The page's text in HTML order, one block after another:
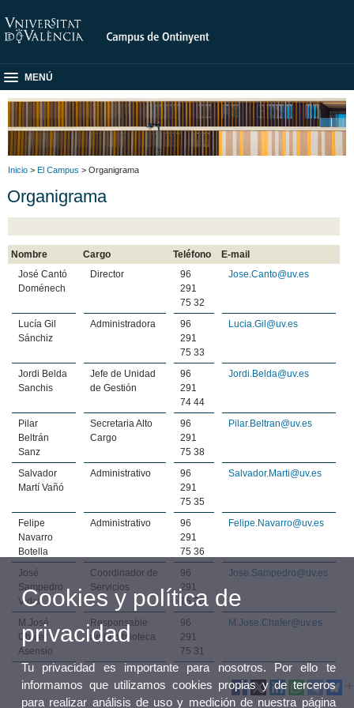
MENÚ
Inicio > El Campus > Organigrama
Organigrama
Nombre Cargo Teléfono
E-mail
José Cantó
Doménech
Director
96
291
75 32
Jose.Canto@uv.es
Lucía Gil
Sánchiz
Administradora
96
291
75 33
Lucia.Gil@uv.es
Jordi Belda
Sanchis
Jefe de Unidad
de Gestión
96
291
74 44
Jordi.Belda@uv.es
Pilar
Beltrán
Sanz
Secretaria Alto
Cargo
96
291
75 38
Pilar.Beltran@uv.es
Salvador
Martí Vañó
Administrativo
96
291
75 35
Salvador.Marti@uv.es
Felipe
Navarro
Botella
Administrativo
96
291
75 36
Felipe.Navarro@uv.es
José
Sampedro
Vidal
Coordinador de
Servicios
96
291
75 30
Jose.Sampedro@uv.es
M.José
Cháfer
Asensio
Responsable
de la biblioteca
96
291
75 31
M.Jose.Chafer@uv.es
Cookies y política de
privacidad
Tu privacidad es importante para nosotros. Por ello te
informamos que utilizamos cookies propias y de terceros
para realizar análisis de uso y medición de nuestra página